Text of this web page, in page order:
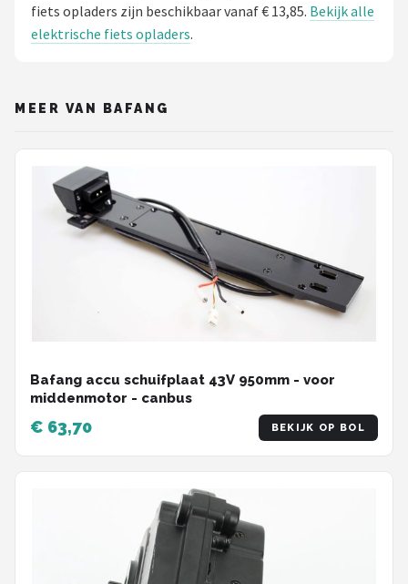
fiets opladers zijn beschikbaar vanaf € 13,85. Bekijk alle
elektrische fiets opladers.
MEER VAN BAFANG
Bafang accu schuifplaat 43V 950mm - voor
middenmotor - canbus
€ 63,70 BEKIJK OP BOL